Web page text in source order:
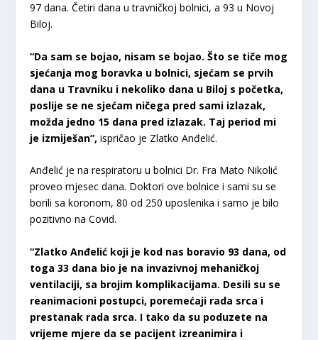
97 dana. Četiri dana u travničkoj bolnici, a 93 u Novoj
Biloj.
“Da sam se bojao, nisam se bojao. Što se tiče mog
sjećanja mog boravka u bolnici, sjećam se prvih
dana u Travniku i nekoliko dana u Biloj s početka,
poslije se ne sjećam ničega pred sami izlazak,
možda jedno 15 dana pred izlazak. Taj period mi
je izmiješan”, ispričao je Zlatko Anđelić.
Anđelić je na respiratoru u bolnici Dr. Fra Mato Nikolić
proveo mjesec dana. Doktori ove bolnice i sami su se
borili sa koronom, 80 od 250 uposlenika i samo je bilo
pozitivno na Covid.
“Zlatko Anđelić koji je kod nas boravio 93 dana, od
toga 33 dana bio je na invazivnoj mehaničkoj
ventilaciji, sa brojim komplikacijama. Desili su se
reanimacioni postupci, poremećaji rada srca i
prestanak rada srca. I tako da su poduzete na
vrijeme mjere da se pacijent izreanimira i